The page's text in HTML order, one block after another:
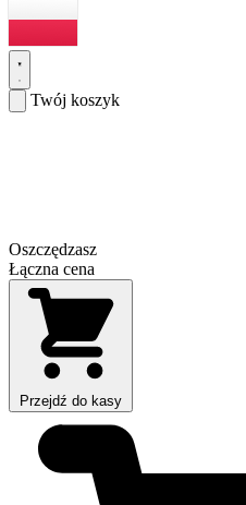
Twój koszyk
Oszczędzasz
Łączna cena
Przejdź do kasy